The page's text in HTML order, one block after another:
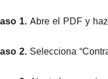
1. Abre el PDF y
2. Selecciona